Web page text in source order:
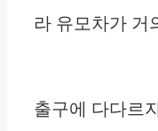
라 유모차가 거
출구에 다다르